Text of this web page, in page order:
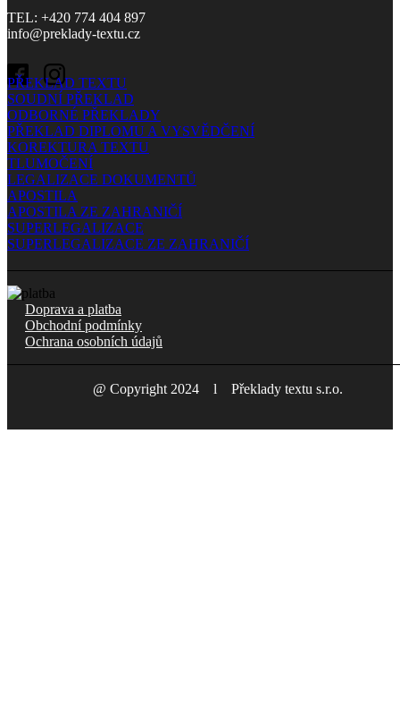
TEL: +420 774 404 897
info@preklady-textu.cz
PŘEKLAD TEXTU
SOUDNÍ PŘEKLAD
ODBORNÉ PŘEKLADY
PŘEKLAD DIPLOMU A VYSVĚDČENÍ
KOREKTURA TEXTU
TLUMOČENÍ
LEGALIZACE DOKUMENTŮ
APOSTILA
APOSTILA ZE ZAHRANIČÍ
SUPERLEGALIZACE
SUPERLEGALIZACE ZE ZAHRANIČÍ
Doprava a platba
Obchodní podmínky
Ochrana osobních údajů
@ Copyright 2024 l Překlady textu s.r.o.